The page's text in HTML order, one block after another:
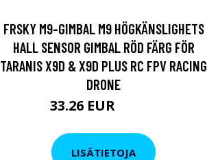
FRSKY M9-GIMBAL M9 HÖGKÄNSLIGHETS
HALL SENSOR GIMBAL RÖD FÄRG FÖR
TARANIS X9D & X9D PLUS RC FPV RACING
DRONE
33.26 EUR
LISÄTIETOJA